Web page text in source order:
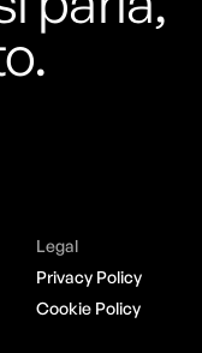
Legal
Privacy Policy
Cookie Policy